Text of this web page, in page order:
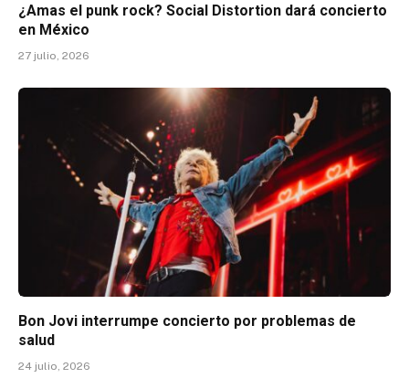
¿Amas el punk rock? Social Distortion dará concierto
en México
27 julio, 2026
Bon Jovi interrumpe concierto por problemas de
salud
24 julio, 2026